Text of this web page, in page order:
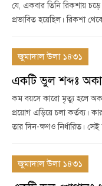
যে, একবার তিনি রিকশায়
প্রভাবিত হয়েছিল। রিকশা
জুমাদাল উলা ১৪৩১
একটি ভুল শব্দঃ
কম বয়সে কারো মৃত্যু হলে
প্রয়োগ এড়িয়ে চলা কর্তব্য।
তার দিন-ক্ষণও নির্ধারিত। সেই
জুমাদাল উলা ১৪৩১